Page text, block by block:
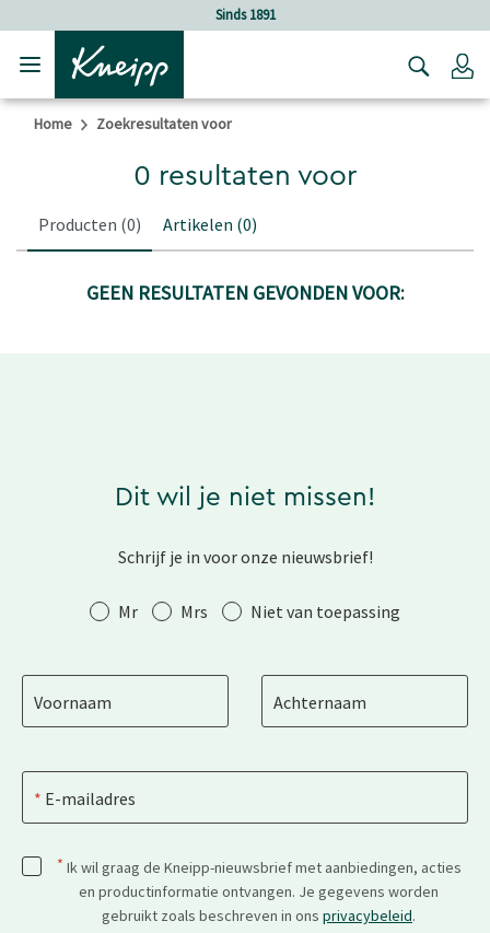
Verder gaan naar hoofdinhoud.Sinds 1891
Home Zoekresultaten voor
0 resultaten voor
Producten (0) Artikelen (0)
GEEN RESULTATEN GEVONDEN VOOR:
Dit wil je niet missen!
Schrijf je in voor onze nieuwsbrief!
Aanhef Mr Mrs Niet van toepassing
Voornaam Achternaam
E-mailadres
* Ik wil graag de Kneipp-nieuwsbrief met aanbiedingen, acties
en productinformatie ontvangen. Je gegevens worden
gebruikt zoals beschreven in ons privacybeleid.